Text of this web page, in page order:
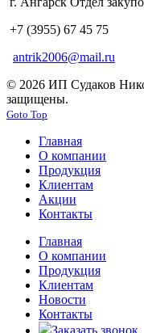
+7 (3955) 67 45 75
antrik2006@mail.ru
© 2026 ИП Судаков
защищены.
Goto Top
Главная
О компании
Продукция
Клиентам
Акции
Контакты
Главная
О компании
Продукция
Клиентам
Новости
Контакты